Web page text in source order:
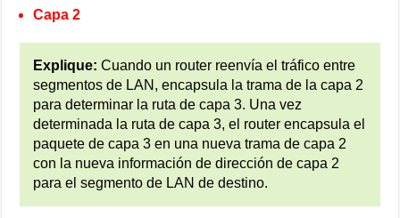
Capa 2
Explique: Cuando un router reenvía el tráfico entre
segmentos de LAN, encapsula la trama de la capa 2
para determinar la ruta de capa 3. Una vez
determinada la ruta de capa 3, el router encapsula el
paquete de capa 3 en una nueva trama de capa 2
con la nueva información de dirección de capa 2
para el segmento de LAN de destino.